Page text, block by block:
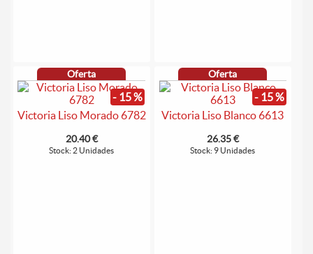
Oferta
- 15 %
Victoria Liso Morado 6782
20.40 €
Stock: 2 Unidades
Oferta
- 15 %
Victoria Liso Blanco 6613
26.35 €
Stock: 9 Unidades